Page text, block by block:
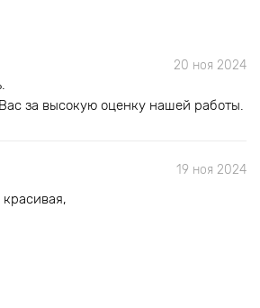
20 ноя 2024
за высокую оценку нашей работы.
19 ноя 2024
красивая,